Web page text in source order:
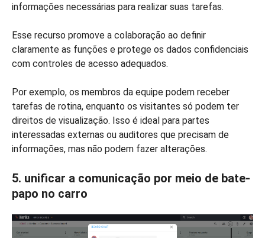
informações necessárias para realizar suas tarefas.
Esse recurso promove a colaboração ao definir
claramente as funções e protege os dados confidenciais
com controles de acesso adequados.
Por exemplo, os membros da equipe podem receber
tarefas de rotina, enquanto os visitantes só podem ter
direitos de visualização. Isso é ideal para partes
interessadas externas ou auditores que precisam de
informações, mas não podem fazer alterações.
5. unificar a comunicação por meio de bate-
papo no carro